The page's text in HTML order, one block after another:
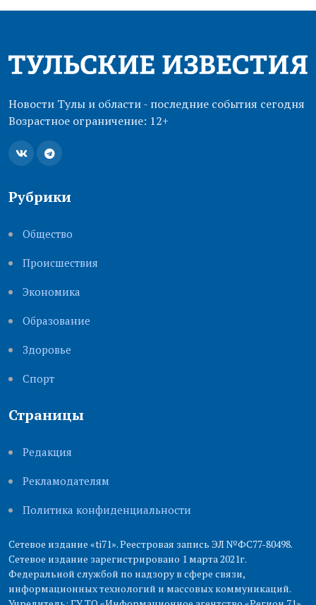
Новости Тулы и области - последние события сегодня
Возрастное ограничение: 12+
Рубрики
Общество
Происшествия
Экономика
Образование
Здоровье
Cпорт
Страницы
Редакция
Рекламодателям
Политика конфиденциальности
Сетевое издание «ti71». Реестровая запись ЭЛ №ФС77-80498.
Сетевое издание зарегистрировано 1 марта 2021г.
Федеральной службой по надзору в сфере связи,
информационных технологий и массовых коммуникаций.